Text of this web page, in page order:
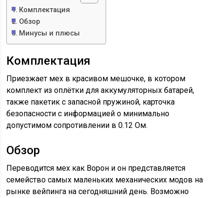
Комплектация
Обзор
Минусы и плюсы
Комплектация
Приезжает мех в красивом мешочке, в котором
комплект из оплётки для аккумуляторных батарей,
также пакетик с запасной пружиной, карточка
безопасности с информацией о минимально
допустимом сопротивлении в 0.12 Ом.
Обзор
Переводится мех как Ворон и он представляется
семейство самых маленьких механических модов на
рынке вейпинга на сегодняшний день. Возможно